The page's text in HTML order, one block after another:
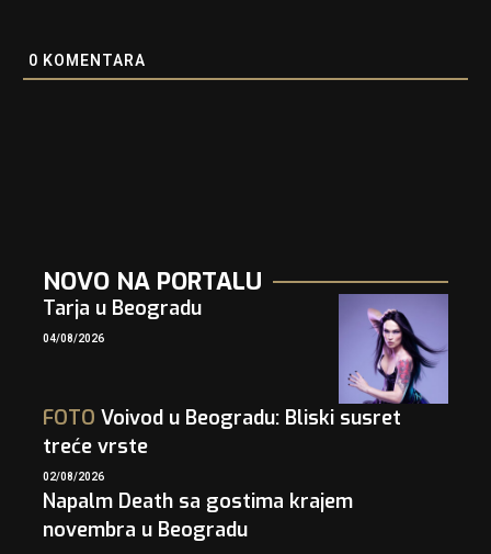
0 KOMENTARA
NOVO NA PORTALU
Tarja u Beogradu
04/08/2026
FOTO Voivod u Beogradu: Bliski susret
treće vrste
02/08/2026
Napalm Death sa gostima krajem
novembra u Beogradu